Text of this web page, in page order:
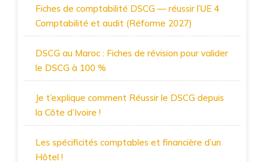
Fiches de comptabilité DSCG — réussir l’UE 4
Comptabilité et audit (Réforme 2027)
DSCG au Maroc : Fiches de révision pour valider
le DSCG à 100 %
Je t’explique comment Réussir le DSCG depuis
la Côte d’Ivoire !
Les spécificités comptables et financière d’un
Hôtel !